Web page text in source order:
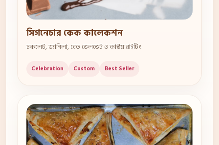
সিগনেচার কেক কালেকশন
চকলেট, ভ্যানিলা, রেড ভেলভেট ও কাস্টম রাইটিং
Celebration Custom Best Seller